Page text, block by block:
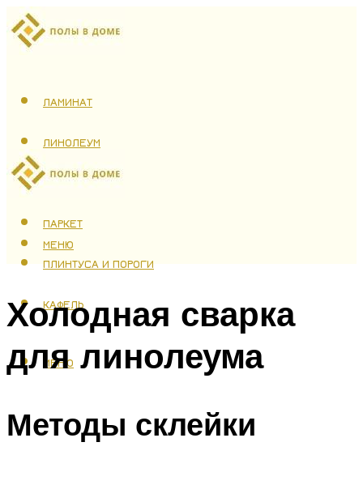
ЛАМИНАТ
ЛИНОЛЕУМ
ТЕПЛЫЙ ПОЛ
ПАРКЕТ
ПЛИНТУСА И ПОРОГИ
КАФЕЛЬ
МЕНЮ
МЕНЮ
Холодная сварка
для линолеума
Методы склейки